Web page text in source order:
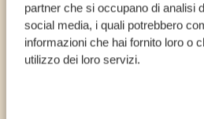
partner che si occupano di analisi
social media, i quali potrebbero
informazioni che hai fornito loro o
utilizzo dei loro servizi.